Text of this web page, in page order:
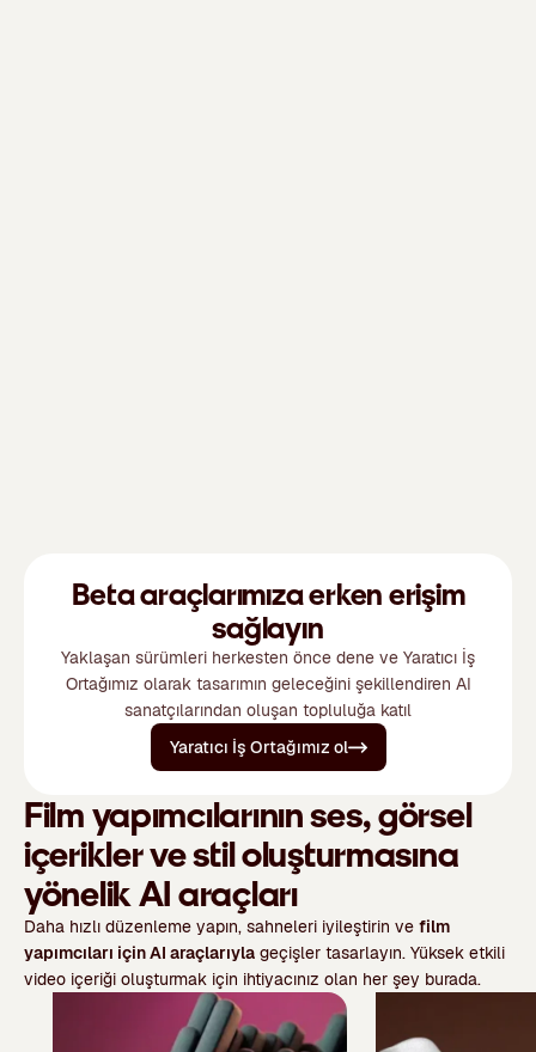
Beta araçlarımıza erken erişim
sağlayın
Yaklaşan sürümleri herkesten önce dene ve Yaratıcı İş
Ortağımız olarak tasarımın geleceğini şekillendiren AI
sanatçılarından oluşan topluluğa katıl
Yaratıcı İş Ortağımız ol
Film yapımcılarının ses, görsel
içerikler ve stil oluşturmasına
yönelik AI araçları
Daha hızlı düzenleme yapın, sahneleri iyileştirin ve film
yapımcıları için AI araçlarıyla geçişler tasarlayın. Yüksek etkili
video içeriği oluşturmak için ihtiyacınız olan her şey burada.